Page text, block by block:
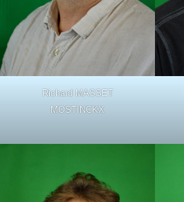
Richard MASSET
MOSTINCKX